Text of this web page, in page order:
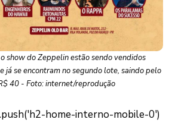
show do Zeppelin estão sendo vendidos
já se encontram no segundo lote, saindo pelo
40 - Foto: internet/reprodução